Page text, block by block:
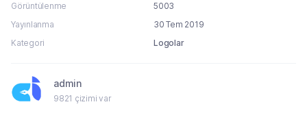
Görüntülenme
5003
Yayınlanma
30 Tem 2019
Kategori
Logolar
admin
9821 çizimi var